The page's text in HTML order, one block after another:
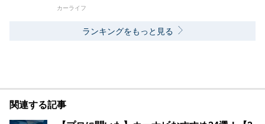
カーライフ
ランキングをもっと見る
関連する記事